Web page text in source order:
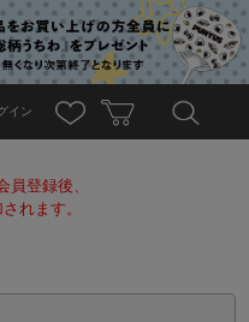
イン
員登録後、
れます。